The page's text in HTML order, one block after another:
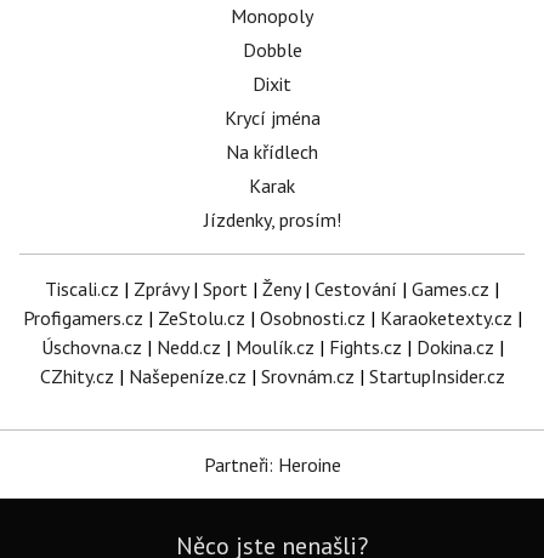
Monopoly
Dobble
Dixit
Krycí jména
Na křídlech
Karak
Jízdenky, prosím!
Tiscali.cz | Zprávy| Sport | Ženy| Cestování | Games.cz |
Profigamers.cz | ZeStolu.cz | Osobnosti.cz | Karaoketexty.cz |
Úschovna.cz | Nedd.cz | Moulík.cz | Fights.cz | Dokina.cz |
CZhity.cz | Našepeníze.cz | Srovnám.cz | StartupInsider.cz
Partneři: Heroine
Něco jste nenašli?